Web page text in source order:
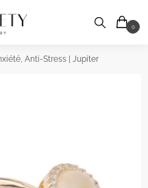
0
Anti-Stress | Jupiter